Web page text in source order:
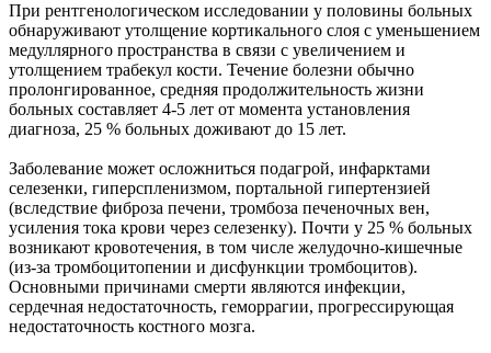
При рентгенологическом исследовании у половины больных
обнаруживают утолщение кортикального слоя с уменьшением
медуллярного пространства в связи с увеличением и
утолщением трабекул кости. Течение болезни обычно
пролонгированное, средняя продолжительность жизни
больных составляет 4-5 лет от момента установления
диагноза, 25 % больных доживают до 15 лет.
Заболевание может осложниться подагрой, инфарктами
селезенки, гиперспленизмом, портальной гипертензией
(вследствие фиброза печени, тромбоза печеночных вен,
усиления тока крови через селезенку). Почти у 25 % больных
возникают кровотечения, в том числе желудочно-кишечные
(из-за тромбоцитопении и дисфункции тромбоцитов).
Основными причинами смерти являются инфекции,
сердечная недостаточность, геморрагии, прогрессирующая
недостаточность костного мозга.